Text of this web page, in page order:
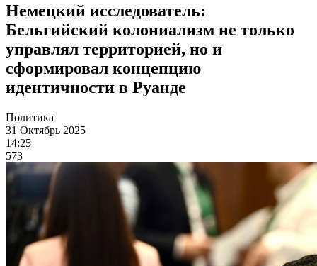
Немецкий исследователь:
Бельгийский колониализм не только
управлял территорией, но и
сформировал концепцию
идентичности в Руанде
Политика
31 Октябрь 2025
14:25
573